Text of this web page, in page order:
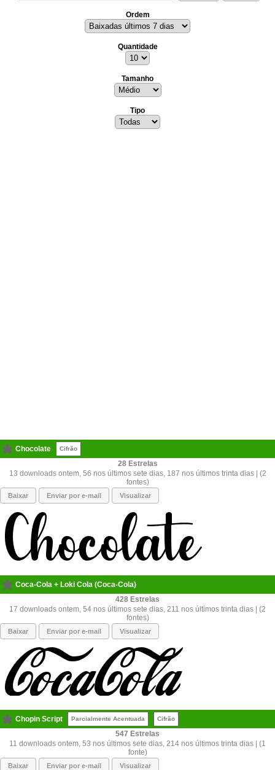
Ordem
Quantidade
Tamanho
Tipo
Chocolate Cifrão
28
13 downloads ontem, 56 nos últimos sete dias, 187 nos últimos trinta dias | (2
fontes)
Baixar Enviar por e-mail Visualizar
Coca-Cola + Loki Cola (Coca-Cola)
428
17 downloads ontem, 54 nos últimos sete dias, 211 nos últimos trinta dias | (2
fontes)
Baixar Enviar por e-mail Visualizar
Chopin Script Parcialmente Acentuada Cifrão
547
11 downloads ontem, 53 nos últimos sete dias, 214 nos últimos trinta dias | (1
fonte)
Baixar Enviar por e-mail Visualizar